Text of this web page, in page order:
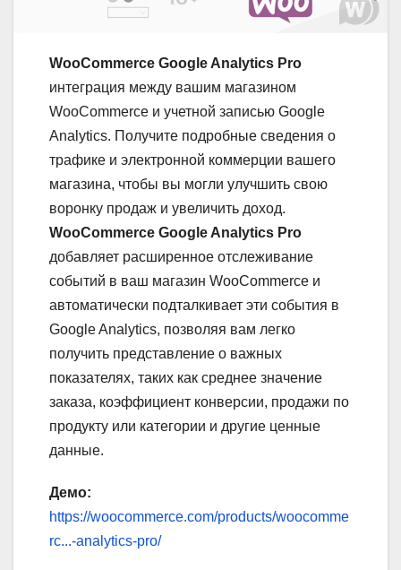
WooCommerce Google Analytics Pro
интеграция между вашим магазином
WooCommerce и учетной записью Google
Analytics. Получите подробные сведения о
трафике и электронной коммерции вашего
магазина, чтобы вы могли улучшить свою
воронку продаж и увеличить доход.
WooCommerce Google Analytics Pro
добавляет расширенное отслеживание
событий в ваш магазин WooCommerce и
автоматически подталкивает эти события в
Google Analytics, позволяя вам легко
получить представление о важных
показателях, таких как среднее значение
заказа, коэффициент конверсии, продажи по
продукту или категории и другие ценные
данные.
Демо:
https://woocommerce.com/products/woocomme
rc...-analytics-pro/